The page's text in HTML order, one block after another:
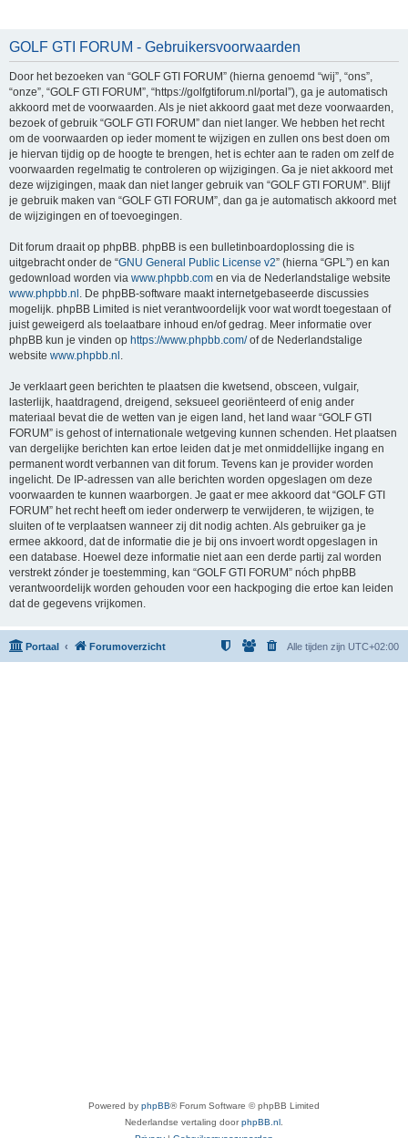
GOLF GTI FORUM - Gebruikersvoorwaarden
Door het bezoeken van “GOLF GTI FORUM” (hierna genoemd “wij”, “ons”,
“onze”, “GOLF GTI FORUM”, “https://golfgtiforum.nl/portal”), ga je automatisch
akkoord met de voorwaarden. Als je niet akkoord gaat met deze voorwaarden,
bezoek of gebruik “GOLF GTI FORUM” dan niet langer. We hebben het recht
om de voorwaarden op ieder moment te wijzigen en zullen ons best doen om
je hiervan tijdig op de hoogte te brengen, het is echter aan te raden om zelf de
voorwaarden regelmatig te controleren op wijzigingen. Ga je niet akkoord met
deze wijzigingen, maak dan niet langer gebruik van “GOLF GTI FORUM”. Blijf
je gebruik maken van “GOLF GTI FORUM”, dan ga je automatisch akkoord met
de wijzigingen en of toevoegingen.
Dit forum draait op phpBB. phpBB is een bulletinboardoplossing die is
uitgebracht onder de “GNU General Public License v2” (hierna “GPL”) en kan
gedownload worden via www.phpbb.com en via de Nederlandstalige website
www.phpbb.nl . De phpBB-software maakt internetgebaseerde discussies
mogelijk. phpBB Limited is niet verantwoordelijk voor wat wordt toegestaan of
juist geweigerd als toelaatbare inhoud en/of gedrag. Meer informatie over
phpBB kun je vinden op https://www.phpbb.com/of de Nederlandstalige
website www.phpbb.nl .
Je verklaart geen berichten te plaatsen die kwetsend, obsceen, vulgair,
lasterlijk, haatdragend, dreigend, seksueel georiënteerd of enig ander
materiaal bevat die de wetten van je eigen land, het land waar “GOLF GTI
FORUM” is gehost of internationale wetgeving kunnen schenden. Het plaatsen
van dergelijke berichten kan ertoe leiden dat je met onmiddellijke ingang en
permanent wordt verbannen van dit forum. Tevens kan je provider worden
ingelicht. De IP-adressen van alle berichten worden opgeslagen om deze
voorwaarden te kunnen waarborgen. Je gaat er mee akkoord dat “GOLF GTI
FORUM” het recht heeft om ieder onderwerp te verwijderen, te wijzigen, te
sluiten of te verplaatsen wanneer zij dit nodig achten. Als gebruiker ga je
ermee akkoord, dat de informatie die je bij ons invoert wordt opgeslagen in
een database. Hoewel deze informatie niet aan een derde partij zal worden
verstrekt zónder je toestemming, kan “GOLF GTI FORUM” nóch phpBB
verantwoordelijk worden gehouden voor een hackpoging die ertoe kan leiden
dat de gegevens vrijkomen.
Portaal Forumoverzicht Alle tijden zijn UTC+02:00
Powered by phpBB® Forum Software © phpBB Limited
Nederlandse vertaling doorphpBB.nl